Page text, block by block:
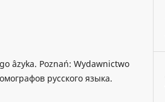
âzyka. Poznań: Wydawnictwo
русского языка.